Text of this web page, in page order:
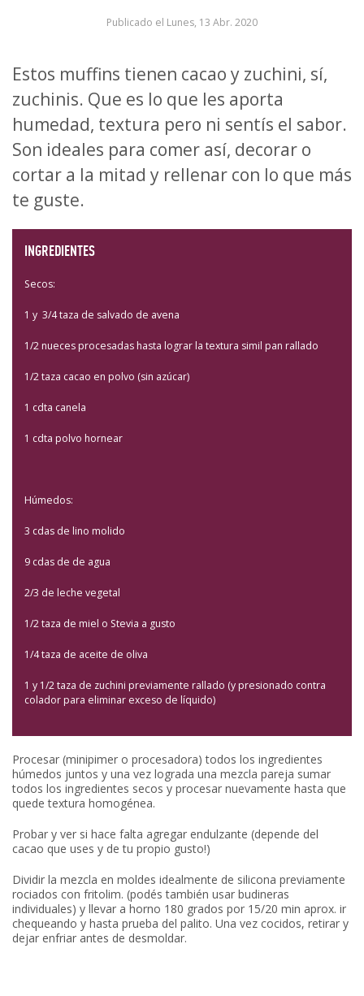
Publicado el Lunes, 13 Abr. 2020
Estos muffins tienen cacao y zuchini, sí,
zuchinis. Que es lo que les aporta
humedad, textura pero ni sentís el sabor.
Son ideales para comer así, decorar o
cortar a la mitad y rellenar con lo que más
te guste.
INGREDIENTES
Secos:
1 y 3/4 taza de salvado de avena
1/2 nueces procesadas hasta lograr la textura simil pan rallado
1/2 taza cacao en polvo (sin azúcar)
1 cdta canela
1 cdta polvo hornear
Húmedos:
3 cdas de lino molido
9 cdas de de agua
2/3 de leche vegetal
1/2 taza de miel o Stevia a gusto
1/4 taza de aceite de oliva
1 y 1/2 taza de zuchini previamente rallado (y presionado contra
colador para eliminar exceso de líquido)
Procesar (minipimer o procesadora) todos los ingredientes
húmedos juntos y una vez lograda una mezcla pareja sumar
todos los ingredientes secos y procesar nuevamente hasta que
quede textura homogénea.
Probar y ver si hace falta agregar endulzante (depende del
cacao que uses y de tu propio gusto!)
Dividir la mezcla en moldes idealmente de silicona previamente
rociados con fritolim. (podés también usar budineras
individuales) y llevar a horno 180 grados por 15/20 min aprox. ir
chequeando y hasta prueba del palito. Una vez cocidos, retirar y
dejar enfriar antes de desmoldar.